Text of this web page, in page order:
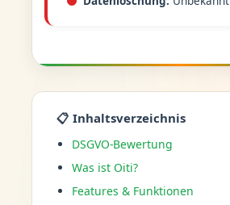
📋 Inhaltsverzeichnis
DSGVO-Bewertung
Was ist Oiti?
Features & Funktionen